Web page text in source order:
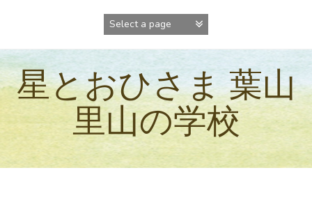
ン
ツ
ス
プ
星とおひさま 葉山
里山の学校